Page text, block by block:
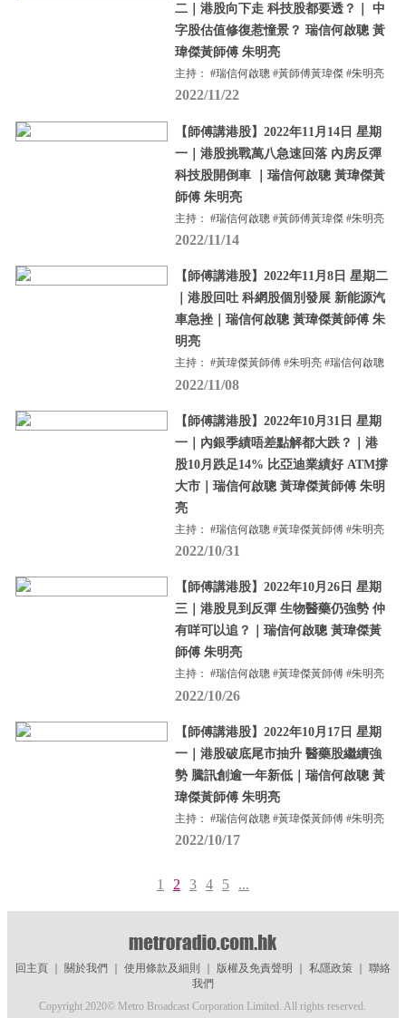
二｜港股向下走 科技股都要透？｜ 中
字股估值修復惹憧景？ 瑞信何啟聰 黃
瑋傑黃師傅 朱明亮
主持： #瑞信何啟聰 #黃師傅黃瑋傑 #朱明亮
2022/11/22
【師傅講港股】2022年11月14日 星期
一｜港股挑戰萬八急速回落 內房反彈
科技股開倒車 ｜瑞信何啟聰 黃瑋傑黃
師傅 朱明亮
主持： #瑞信何啟聰 #黃師傅黃瑋傑 #朱明亮
2022/11/14
【師傅講港股】2022年11月8日 星期二
｜港股回吐 科網股個別發展 新能源汽
車急挫｜瑞信何啟聰 黃瑋傑黃師傅 朱
明亮
主持： #黃瑋傑黃師傅 #朱明亮 #瑞信何啟聰
2022/11/08
【師傅講港股】2022年10月31日 星期
一｜內銀季績唔差點解都大跌？｜港
股10月跌足14% 比亞迪業績好 ATM撐
大市｜瑞信何啟聰 黃瑋傑黃師傅 朱明
亮
主持： #瑞信何啟聰 #黃瑋傑黃師傅 #朱明亮
2022/10/31
【師傅講港股】2022年10月26日 星期
三｜港股見到反彈 生物醫藥仍強勢 仲
有咩可以追？｜瑞信何啟聰 黃瑋傑黃
師傅 朱明亮
主持： #瑞信何啟聰 #黃瑋傑黃師傅 #朱明亮
2022/10/26
【師傅講港股】2022年10月17日 星期
一｜港股破底尾市抽升 醫藥股繼續強
勢 騰訊創逾一年新低｜瑞信何啟聰 黃
瑋傑黃師傅 朱明亮
主持： #瑞信何啟聰 #黃瑋傑黃師傅 #朱明亮
2022/10/17
1 2 3 4 5 ...
回主頁｜ 關於我們 使用條款及細則 版權及免責聲明 私隱政策｜ 聯絡
我們
Copyright 2020© Metro Broadcast Corporation Limited. All rights reserved.